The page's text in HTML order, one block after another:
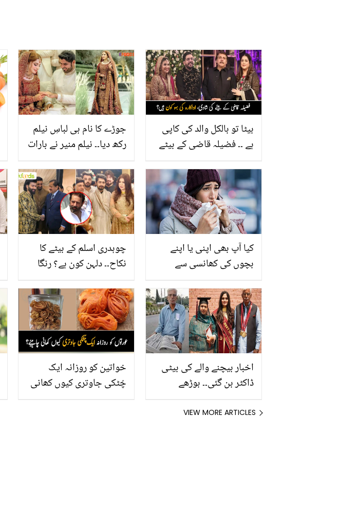
جوڑے کا نام ہی لباسِ نیلم
رکھ دیا۔۔ نیلم منیر نے بارات
بیٹا تو بالکل والد کی کاپی
ہے ۔۔ فضیلہ قاضی کے بیٹے
اداکارہ کی بہو کیا کرتی
ہیں؟
چوہدری اسلم کے بیٹے کا
نکاح۔۔ دلہن کون ہے؟ رنگا
ویڈیوز وائرل! دیکھیں
کیا آپ بھی اپنی یا اپنے
بچوں کی کھانسی سے
گھریلو نسخوں کو آزمائیں
اور کھانسی سے مکمل نجات
پائیں
خواتین کو روزانہ ایک
چُٹکی جاوتری کیوں کھانی
اخبار بیچنے والے کی بیٹی
ڈاکٹر بن گئی۔۔ بوڑھے
دیکھا، تو کیا کیا؟
VIEW MORE ARTICLES